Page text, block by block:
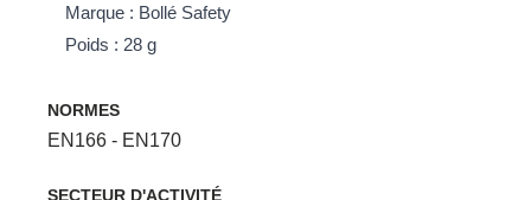
Marque : Bollé Safety
Poids : 28 g
NORMES
EN166 - EN170
SECTEUR D'ACTIVITÉ